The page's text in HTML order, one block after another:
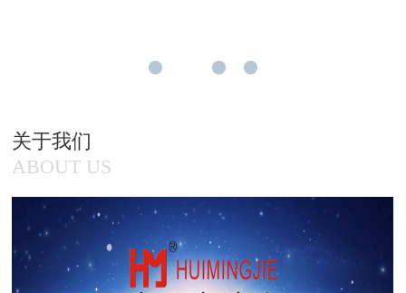
关于我们
ABOUT US